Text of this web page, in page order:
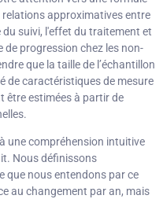
approximatives entre
du suivi, l'effet du traitement et
de progression chez les non-
que la taille de l’échantillon
de caractéristiques de mesure
être estimées à partir de
une compréhension intuitive
Nous définissons
que nous entendons par ce
au changement par an, mais